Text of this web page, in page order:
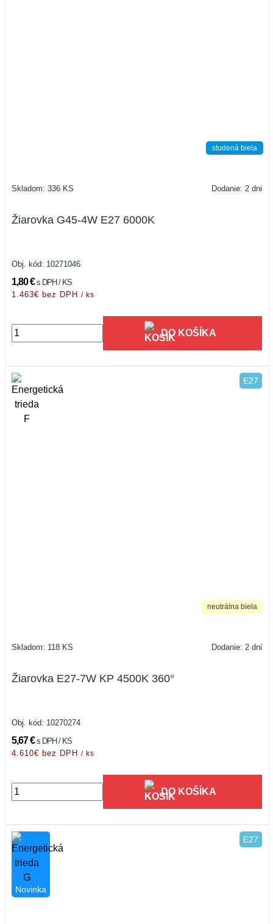
studená biela
Skladom: 336 KS Dodanie: 2 dni
Žiarovka G45-4W E27 6000K
Obj. kód: 10271046
1,80 €s DPH / KS
1.463€ bez DPH / ks
DO KOŠÍKA
E27
neutrálna biela
Skladom: 118 KS Dodanie: 2 dni
Žiarovka E27-7W KP 4500K 360°
Obj. kód: 10270274
5,67 €s DPH / KS
4.610€ bez DPH / ks
DO KOŠÍKA
Novinka
E27